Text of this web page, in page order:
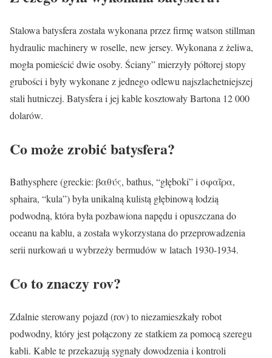
Stalowa batysfera została wykonana przez firmę watson stillman
hydraulic machinery w roselle, new jersey. Wykonana z żeliwa,
mogła pomieścić dwie osoby. Ściany” mierzyły półtorej stopy
grubości i były wykonane z jednego odlewu najszlachetniejszej
stali hutniczej. Batysfera i jej kable kosztowały Bartona 12 000
dolarów.
Co może zrobić batysfera?
Bathysphere (greckie: βαθύς, bathus, “głęboki” i σφαῖρα,
sphaira, “kula”) była unikalną kulistą głębinową łodzią
podwodną, która była pozbawiona napędu i opuszczana do
oceanu na kablu, a została wykorzystana do przeprowadzenia
serii nurkowań u wybrzeży bermudów w latach 1930-1934.
Co to znaczy rov?
Zdalnie sterowany pojazd (rov) to niezamieszkały robot
podwodny, który jest połączony ze statkiem za pomocą szeregu
kabli. Kable te przekazują sygnały dowodzenia i kontroli